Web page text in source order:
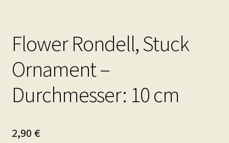
Flower Rondell, Stuck
Ornament –
Durchmesser: 10 cm
2,90 €